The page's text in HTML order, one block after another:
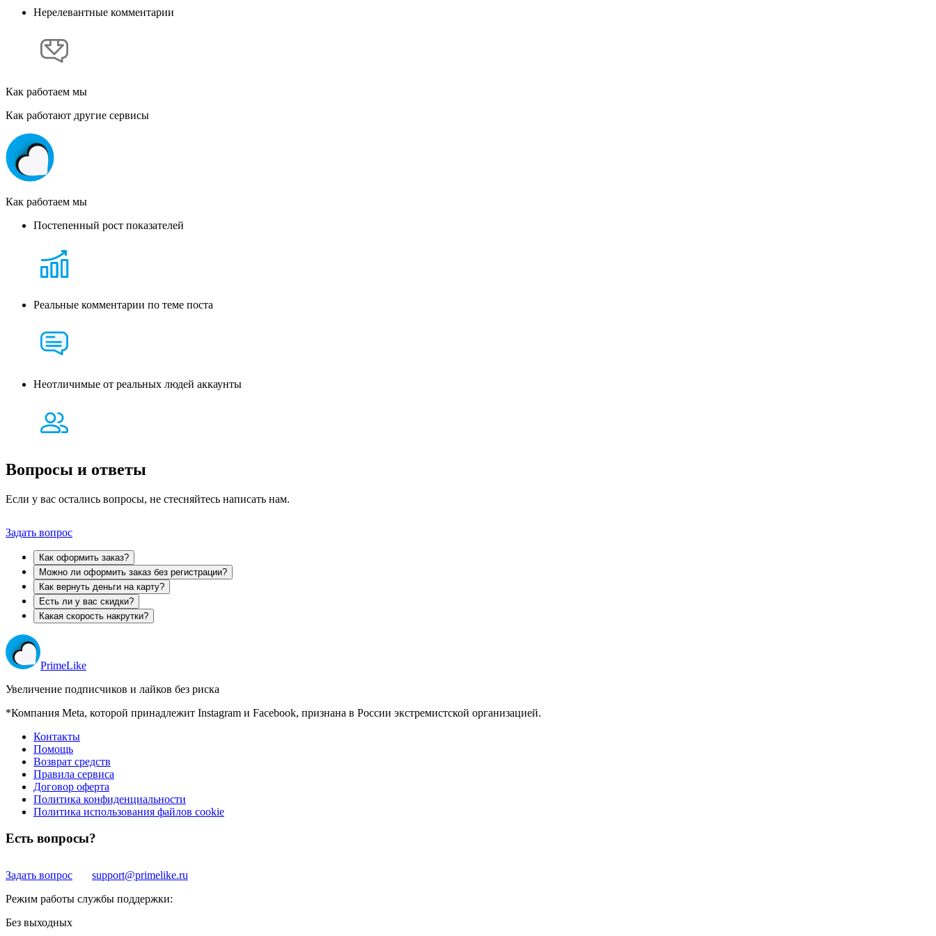
Нерелевантные комментарии
Как работаем мы
Как работают другие сервисы
Как работаем мы
Постепенный рост показателей
Реальные комментарии по теме поста
Неотличимые от реальных людей аккаунты
Вопросы и ответы
Если у вас остались вопросы, не стесняйтесь написать нам.
Задать вопрос
Как оформить заказ?
Можно ли оформить заказ без регистрации?
Как вернуть деньги на карту?
Есть ли у вас скидки?
Какая скорость накрутки?
PrimeLike
Увеличение подписчиков и лайков без риска
*Компания Meta, которой принадлежит Instagram и Facebook, признана в России экстремистской организацией.
Контакты
Помощь
Возврат средств
Правила сервиса
Договор оферта
Политика конфиденциальности
Политика использования файлов cookie
Есть вопросы?
Задать вопрос
support@primelike.ru
Режим работы службы поддержки:
Без выходных